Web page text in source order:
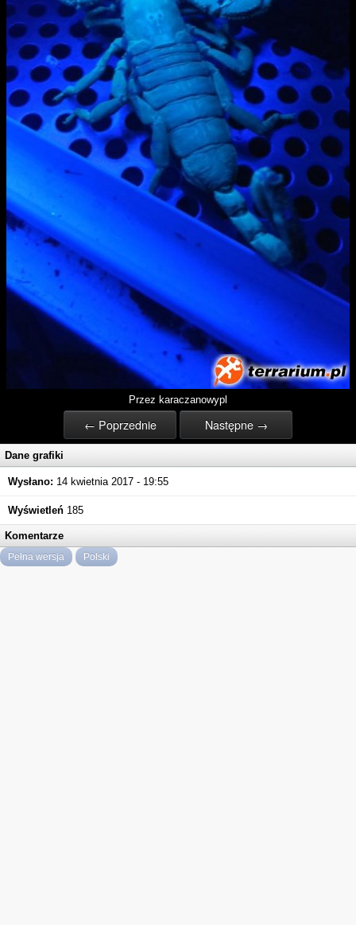
Przez karaczanowypl
← Poprzednie Następne →
Dane grafiki
Wysłano: 14 kwietnia 2017 - 19:55
Wyświetleń 185
Komentarze
Pełna wersja Polski